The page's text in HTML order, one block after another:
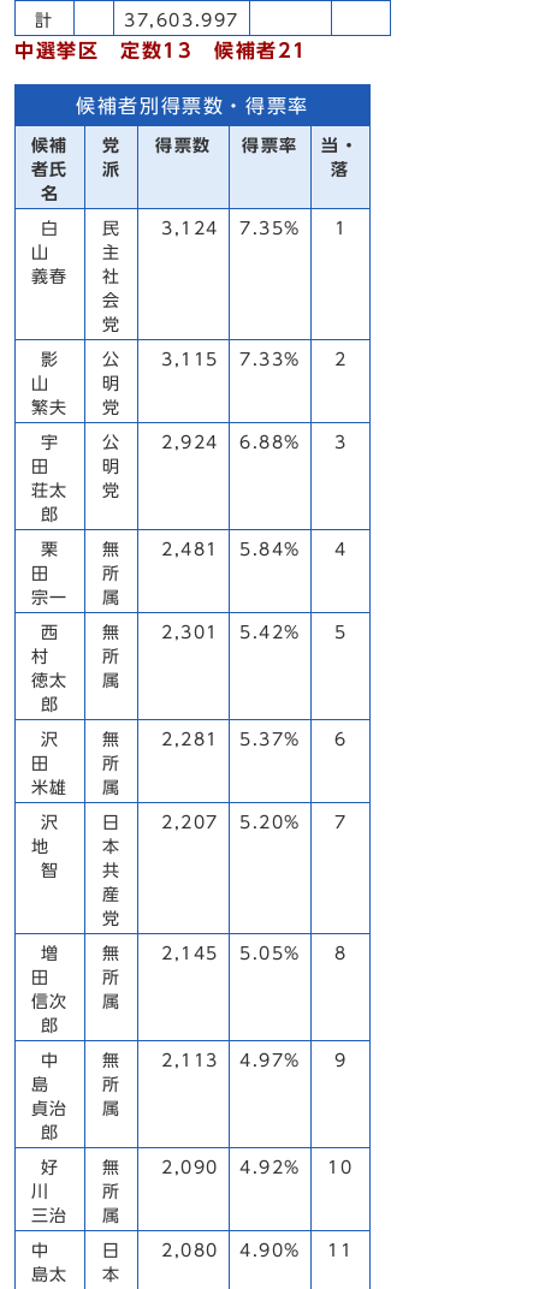
計 37,603.997
中選挙区 定数13 候補者21
候補者別得票数・得票率
候補
者氏
名
党
派
得票数 得票率
当・
落
白
山
義春
民
主
社
会
党
3,124 7.35% 1
影
山
繁夫
公
明
党
3,115 7.33% 2
宇
田
荘太
郎
公
明
党
2,924 6.88% 3
栗
田
宗一
無
所
属
2,481 5.84% 4
西
村
徳太
郎
無
所
属
2,301 5.42% 5
沢
田
米雄
無
所
属
2,281 5.37% 6
沢
地
智
日
本
共
産
党
2,207 5.20% 7
増
田
信次
郎
無
所
属
2,145 5.05% 8
中
島
貞治
郎
無
所
属
2,113 4.97% 9
好
川
三治
無
所
属
2,090 4.92% 10
中
島太
日
本
2,080 4.90% 11